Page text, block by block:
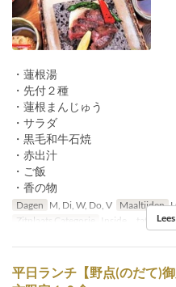
・蓮根湯
・先付２種
・蓮根まんじゅう
・サラダ
・黒毛和牛石焼
・赤出汁
・ご飯
・香の物
Dagen M, Di, W, Do, V Maaltijden
Zitplaats Categorie
Inside tatami,
平日ランチ【野点(のだて